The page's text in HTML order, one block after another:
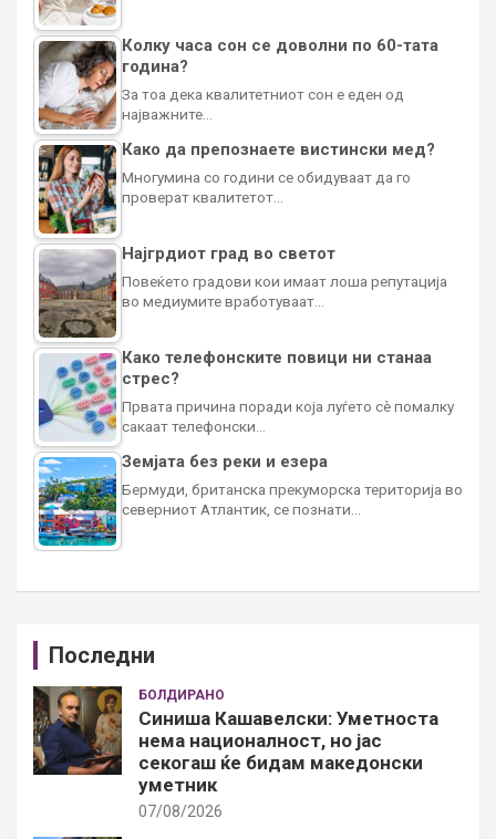
Колку часа сон се доволни по 60-тата
година?
За тоа дека квалитетниот сон е еден од
најважните…
Како да препознаете вистински мед?
Многумина со години се обидуваат да го
проверат квалитетот…
Најгрдиот град во светот
Повеќето градови кои имаат лоша репутација
во медиумите вработуваат…
Како телефонските повици ни станаа
стрес?
Првата причина поради која луѓето сè помалку
сакаат телефонски…
Земјата без реки и езера
Бермуди, британска прекуморска територија во
северниот Атлантик, се познати…
Последни
БОЛДИРАНО
Синиша Кашавелски: Уметноста
нема националност, но јас
секогаш ќе бидам македонски
уметник
07/08/2026